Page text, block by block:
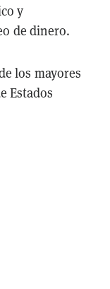
y
de dinero.
los mayores
Estados